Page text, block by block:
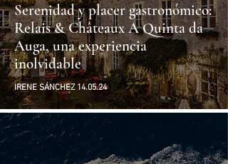
Serenidad y placer gastronómico:
Relais & Châteaux A Quinta da
Auga, una experiencia
inolvidable
IRENE SÁNCHEZ 14.05.24